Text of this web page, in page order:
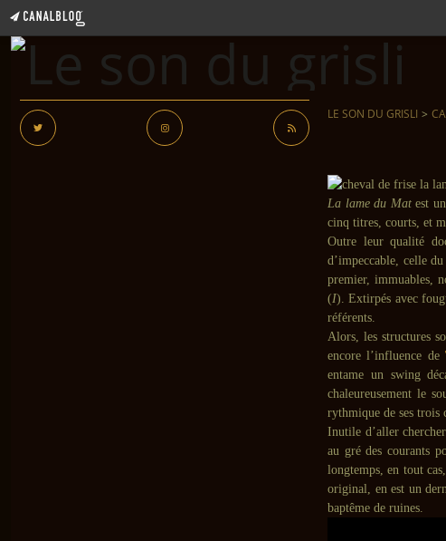
LE SON DU GRISLI >
La lame du Matest
cinq titres, courts, et
Outre leur qualité
d’impeccable, celle
premier, immuables,
(I). Extirpés avec
référents.
Alors, les structures
encore l’influence de
entame un swing
chaleureusement le
rythmique de ses trois
Inutile d’aller
au gré des courants
longtemps, en tout
original, en est un
baptême de ruines.